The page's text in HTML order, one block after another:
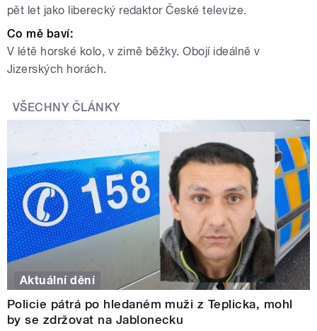
pět let jako liberecký redaktor České televize.
Co mě baví:
V létě horské kolo, v zimě běžky. Obojí ideálně v
Jizerských horách.
VŠECHNY ČLÁNKY
Aktuální dění
Policie pátrá po hledaném muži z Teplicka, mohl
by se zdržovat na Jablonecku